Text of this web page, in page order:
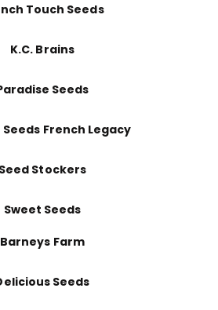
Touch Seeds
K.C. Brains
Seeds
Seeds French Legacy
Seed Stockers
Sweet Seeds
Barneys Farm
Seeds